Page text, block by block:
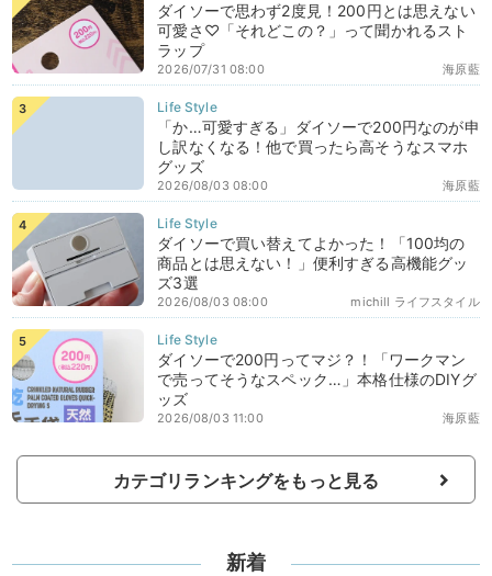
ダイソーで思わず2度見！200円とは思えない
可愛さ♡「それどこの？」って聞かれるスト
ラップ
海原藍
2026/07/31 08:00
「か…可愛すぎる」ダイソーで200円なのが申
し訳なくなる！他で買ったら高そうなスマホ
グッズ
海原藍
2026/08/03 08:00
ダイソーで買い替えてよかった！「100均の
商品とは思えない！」便利すぎる高機能グッ
ズ3選
michill ライフスタイル
2026/08/03 08:00
ダイソーで200円ってマジ？！「ワークマン
で売ってそうなスペック…」本格仕様のDIYグ
ッズ
海原藍
2026/08/03 11:00
カテゴリランキングをもっと見る
新着